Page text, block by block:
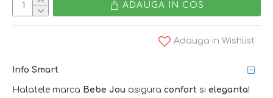
ADAUGA IN COS
Adauga in Wishlist
Info Smart
Halatele marca Bebe Jou asigura confort si eleganta!